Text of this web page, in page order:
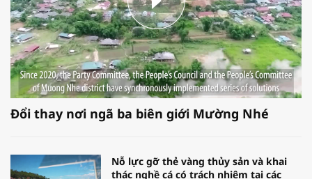
Đổi thay nơi ngã ba biên giới Mường Nhé
Nỗ lực gỡ thẻ vàng thủy sản và khai
thác nghề cá có trách nhiệm tại các